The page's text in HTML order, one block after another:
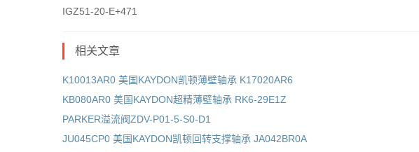
IGZ51-20-E+471
相关文章
K10013AR0 美国KAYDON凯顿薄壁轴承 K17020AR6
KB080AR0 美国KAYDON超精薄壁轴承 RK6-29E1Z
PARKER溢流阀ZDV-P01-5-S0-D1
JU045CP0 美国KAYDON凯顿回转支撑轴承 JA042BR0A